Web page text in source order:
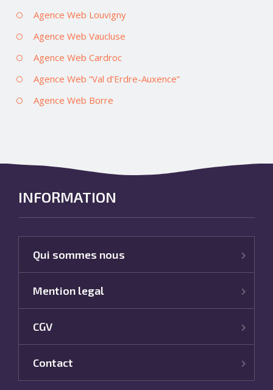
Agence Web Louvigny
Agence Web Vaucluse
Agence Web Cardroc
Agence Web “Val d’Erdre-Auxence”
Agence Web Borre
INFORMATION
Qui sommes nous
Mention legal
CGV
Contact